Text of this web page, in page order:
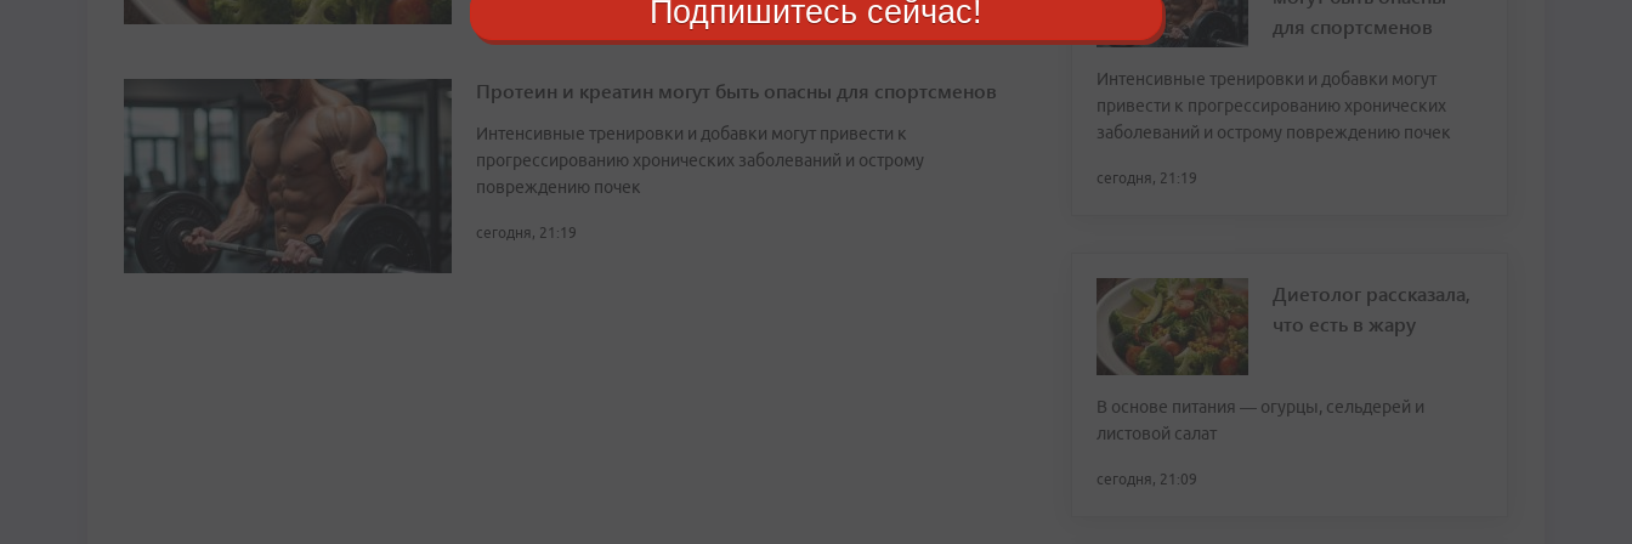
Протеин и креатин могут быть опасны для спортсменов
Интенсивные тренировки и добавки могут привести к
прогрессированию хронических заболеваний и острому
повреждению почек
сегодня, 21:19
для спортсменов
Интенсивные тренировки и добавки могут
привести к прогрессированию хронических
заболеваний и острому повреждению почек
сегодня, 21:19
Диетолог рассказала,
что есть в жару
В основе питания — огурцы, сельдерей и
листовой салат
сегодня, 21:09
Подпишитесь сейчас!